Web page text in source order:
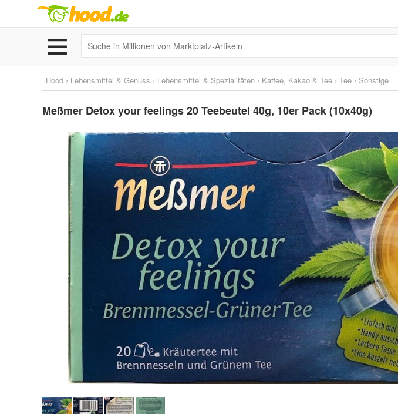
Hood › Lebensmittel & Genuss › Lebensmittel & Spezialitäten › Kaffee, Kakao & Tee › Tee › Sonstige
Meßmer Detox your feelings 20 Teebeutel 40g, 10er Pack (10x40g)